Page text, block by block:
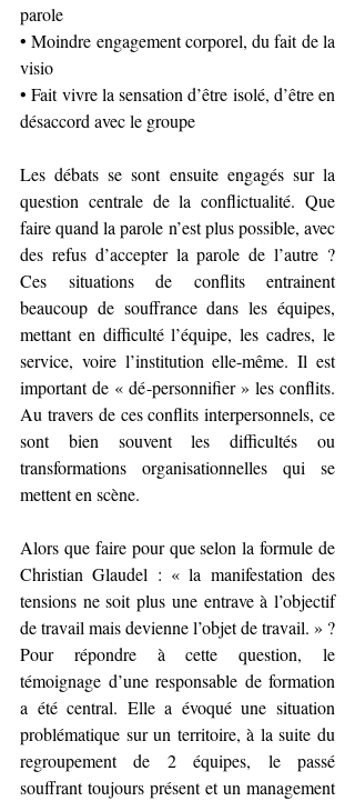
parole
• Moindre engagement corporel, du fait de la
visio
• Fait vivre la sensation d’être isolé, d’être en
désaccord avec le groupe
Les débats se sont ensuite engagés sur la
question centrale de la conflictualité. Que
faire quand la parole n’est plus possible, avec
des refus d’accepter la parole de l’autre ?
Ces situations de conflits entrainent
beaucoup de souffrance dans les équipes,
mettant en difficulté l’équipe, les cadres, le
service, voire l’institution elle-même. Il est
important de « dé-personnifier » les conflits.
Au travers de ces conflits interpersonnels, ce
sont bien souvent les difficultés ou
transformations organisationnelles qui se
mettent en scène.
Alors que faire pour que selon la formule de
Christian Glaudel : « la manifestation des
tensions ne soit plus une entrave à l’objectif
de travail mais devienne l’objet de travail. » ?
Pour répondre à cette question, le
témoignage d’une responsable de formation
a été central. Elle a évoqué une situation
problématique sur un territoire, à la suite du
regroupement de 2 équipes, le passé
souffrant toujours présent et un management